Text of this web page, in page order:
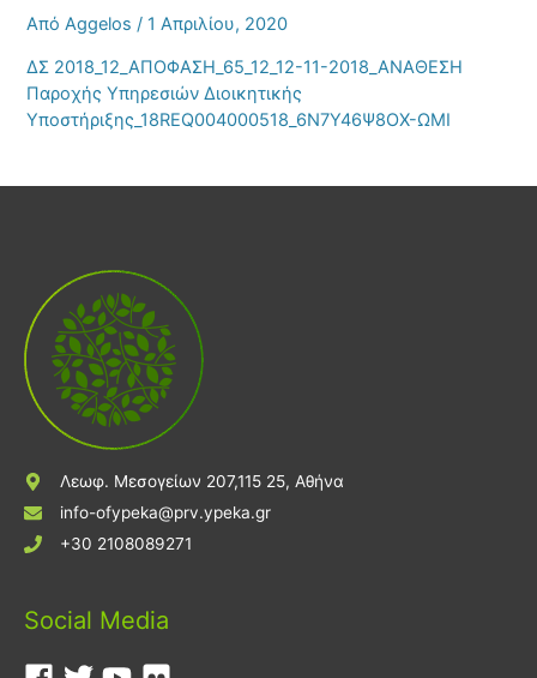
ΑπόAggelos/1 Απριλίου, 2020
ΔΣ 2018_12_ΑΠΟΦΑΣΗ_65_12_12-11-2018_ΑΝΑΘΕΣΗ
Παροχής Υπηρεσιών Διοικητικής
Υποστήριξης_18REQ004000518_6Ν7Υ46Ψ8ΟΧ-ΩΜΙ
Λεωφ. Μεσογείων 207,115 25, Αθήνα
info-ofypeka@prv.ypeka.gr
+30 2108089271
Social Media